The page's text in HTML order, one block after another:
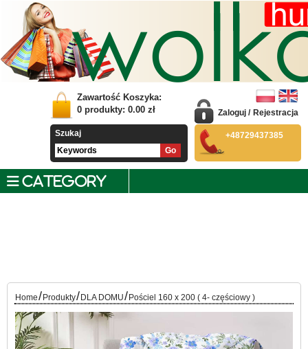
Zawartość Koszyka:
0 produkty: 0.00 zł
Szukaj
Zaloguj / Rejestracja
+48729437385
CATEGORY
Home/ Produkty/ DLA DOMU/ Pościel 160 x 200 ( 4- częściowy )